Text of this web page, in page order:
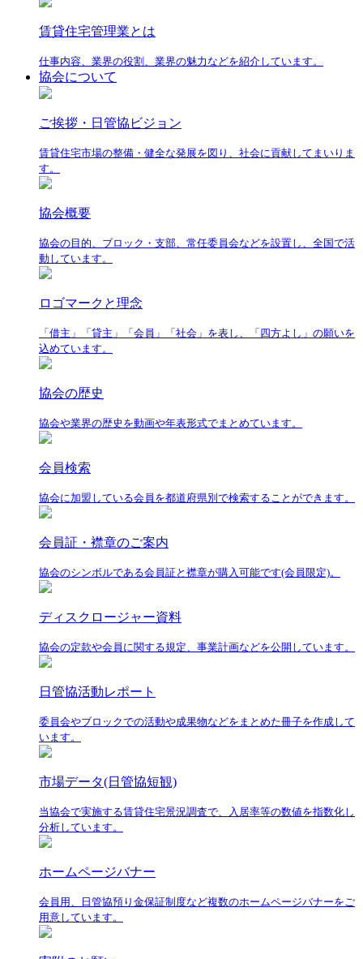
賃貸住宅管理業とは
仕事内容、業界の役割、業界の魅力などを紹介しています。
協会について
ご挨拶・日管協ビジョン
賃貸住宅市場の整備・健全な発展を図り、社会に貢献してまいりま
す。
協会概要
協会の目的、ブロック・支部、常任委員会などを設置し、全国で活
動しています。
ロゴマークと理念
「借主」「貸主」「会員」「社会」を表し、「四方よし」の願いを
込めています。
協会の歴史
協会や業界の歴史を動画や年表形式でまとめています。
会員検索
協会に加盟している会員を都道府県別で検索することができます。
会員証・襟章のご案内
協会のシンボルである会員証と襟章が購入可能です(会員限定)。
ディスクロージャー資料
協会の定款や会員に関する規定、事業計画などを公開しています。
日管協活動レポート
委員会やブロックでの活動や成果物などをまとめた冊子を作成して
います。
市場データ(日管協短観)
当協会で実施する賃貸住宅景況調査で、入居率等の数値を指数化し
分析しています。
ホームページバナー
会員用、日管協預り金保証制度など複数のホームページバナーをご
用意しています。